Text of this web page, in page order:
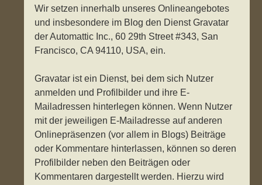
Wir setzen innerhalb unseres Onlineangebotes
und insbesondere im Blog den Dienst Gravatar
der Automattic Inc., 60 29th Street #343, San
Francisco, CA 94110, USA, ein.
Gravatar ist ein Dienst, bei dem sich Nutzer
anmelden und Profilbilder und ihre E-
Mailadressen hinterlegen können. Wenn Nutzer
mit der jeweiligen E-Mailadresse auf anderen
Onlinepräsenzen (vor allem in Blogs) Beiträge
oder Kommentare hinterlassen, können so deren
Profilbilder neben den Beiträgen oder
Kommentaren dargestellt werden. Hierzu wird